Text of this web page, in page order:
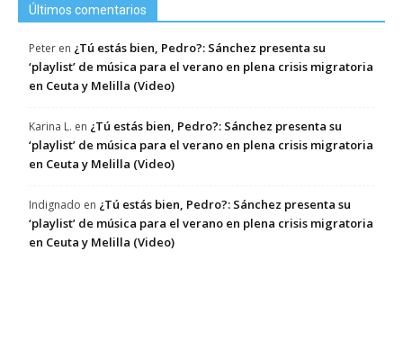
Últimos comentarios
Peter en ¿Tú estás bien, Pedro?: Sánchez presenta su
‘playlist’ de música para el verano en plena crisis migratoria
en Ceuta y Melilla (Video)
Karina L. en ¿Tú estás bien, Pedro?: Sánchez presenta su
‘playlist’ de música para el verano en plena crisis migratoria
en Ceuta y Melilla (Video)
Indignado en ¿Tú estás bien, Pedro?: Sánchez presenta su
‘playlist’ de música para el verano en plena crisis migratoria
en Ceuta y Melilla (Video)